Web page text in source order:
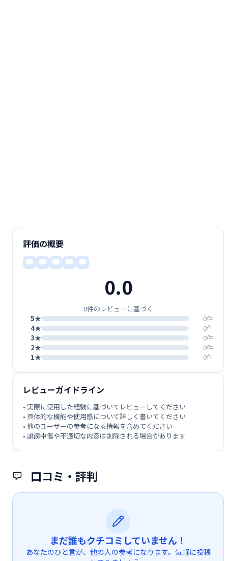
口コミ・評判
まだ誰もクチコミしていません！
あなたのひと言が、他の人の参考になります。気軽に投稿
評価の概要
0.0
0件のレビューに基づく
5★
0件
4★
0件
3★
0件
2★
0件
1★
0件
レビューガイドライン
• 実際に使用した経験に基づいてレビューしてください
• 具体的な機能や使用感について詳しく書いてください
• 他のユーザーの参考になる情報を含めてください
• 誹謗中傷や不適切な内容は削除される場合があります